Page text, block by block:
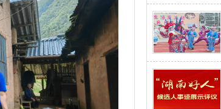
2026年第一批
人事迹展示评
(2026-05-147)
视频丨考场
着最温柔的守护
(2026-06-159)